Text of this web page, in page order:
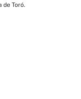
de Toró.